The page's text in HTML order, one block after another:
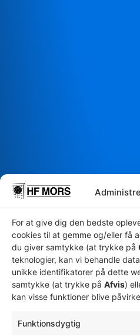
For at give dig den bedste
cookies til at gemme og/eller få
du giver samtykke (at trykke på
teknologier, kan vi behandle
unikke identifikatorer på dette
samtykke (at trykke på Afvis)
kan visse funktioner blive
Funktionsdygtig